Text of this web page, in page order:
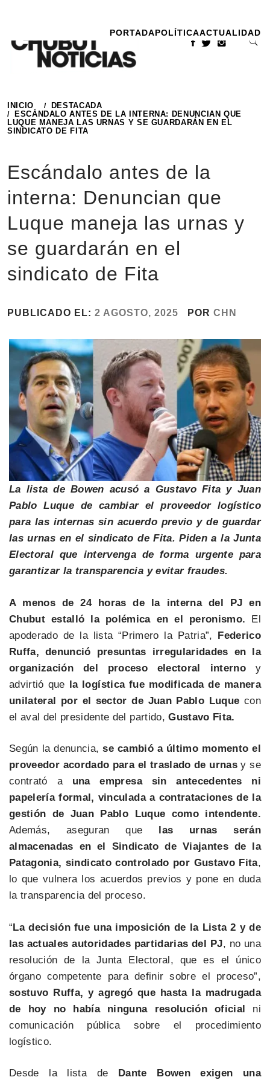
contenido
PORTADAPOLÍTICAACTUALIDAD
INICIO
DESTACADA
ESCÁNDALO ANTES DE LA INTERNA: DENUNCIAN QUE
LUQUE MANEJA LAS URNAS Y SE GUARDARÁN EN EL
SINDICATO DE FITA
Escándalo antes de la
interna: Denuncian que
Luque maneja las urnas y
se guardarán en el
sindicato de Fita
PUBLICADO EL: 2 AGOSTO, 2025 POR CHN
La lista de Bowen acusó a Gustavo Fita y Juan
Pablo Luque de cambiar el proveedor logístico
para las internas sin acuerdo previo y de guardar
las urnas en el sindicato de Fita. Piden a la Junta
Electoral que intervenga de forma urgente para
garantizar la transparencia y evitar fraudes.
A menos de 24 horas de la interna del PJ en
Chubut estalló la polémica en el peronismo. El
apoderado de la lista “Primero la Patria”, Federico
Ruffa, denunció presuntas irregularidades en la
organización del proceso electoral internoy
advirtió que la logística fue modificada de manera
unilateral por el sector de Juan Pablo Luque con
el aval del presidente del partido, Gustavo Fita.
Según la denuncia, se cambió a último momento el
proveedor acordado para el traslado de urnasy se
contrató auna empresa sin antecedentes ni
papelería formal, vinculada a contrataciones de la
gestión de Juan Pablo Luque como intendente.
Además, aseguran que las urnas serán
almacenadas en el Sindicato de Viajantes de la
Patagonia, sindicato controlado por Gustavo Fita,
lo que vulnera los acuerdos previos y pone en duda
la transparencia del proceso.
“La decisión fue una imposición de la Lista 2 y de
las actuales autoridades partidarias del PJ, no una
resolución de la Junta Electoral, que es el único
órgano competente para definir sobre el proceso”,
sostuvo Ruffa, y agregó que hasta la madrugada
de hoy no había ninguna resolución oficial ni
comunicación pública sobre el procedimiento
logístico.
Desde la lista de Dante Bowen exigen una